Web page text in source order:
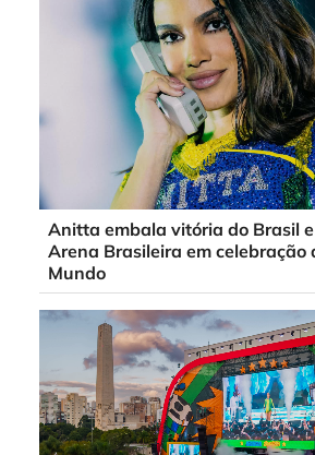
Anitta embala vitória do Brasil
Arena Brasileira em celebração
Mundo